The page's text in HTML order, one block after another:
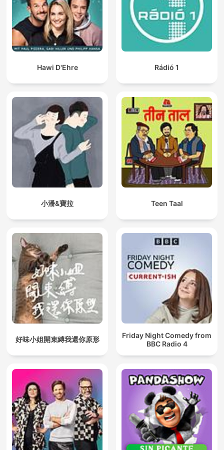
Hawi D'Ehre Rádió 1
小潘&寶拉 Teen Taal
好味小姐開束縛我還你原形
Friday Night Comedy from
BBC Radio 4